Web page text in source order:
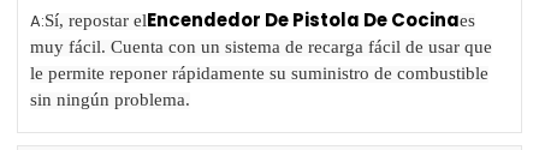
A:Sí, repostar elEncendedor De Pistola De Cocinaes
muy fácil. Cuenta con un sistema de recarga fácil de usar que
le permite reponer rápidamente su suministro de combustible
sin ningún problema.